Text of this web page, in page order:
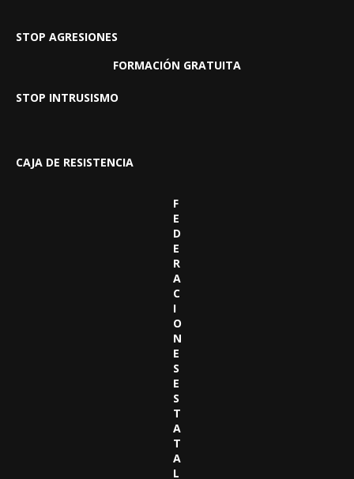
STOP AGRESIONES
FORMACIÓN GRATUITA
STOP INTRUSISMO
CAJA DE RESISTENCIA
F
E
D
E
R
A
C
I
O
N
E
S
E
S
T
A
T
A
L